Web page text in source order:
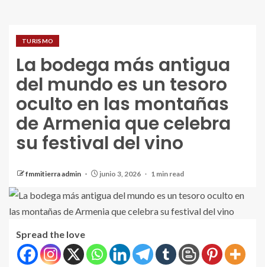
TURISMO
La bodega más antigua
del mundo es un tesoro
oculto en las montañas
de Armenia que celebra
su festival del vino
fmmitierra admin junio 3, 2026 1 min read
Spread the love